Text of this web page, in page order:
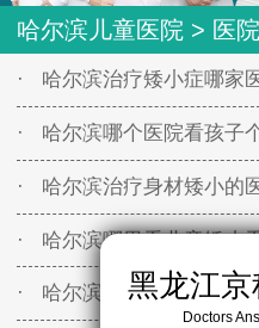
哈尔滨儿童医院 > 医
· 哈尔滨治疗矮小症哪家
· 哈尔滨哪个医院看孩子
· 哈尔滨治疗身材矮小的
· 哈尔滨哪里看儿童矮小
· 哈尔滨哪里能治疗儿童
黑龙江
Doctors